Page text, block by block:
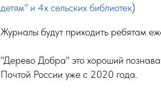
детям" и 4х сельских библиотек)
Журналы будут приходить ребятам
"Дерево Добра" это хороший
Почтой России уже с 2020 года.